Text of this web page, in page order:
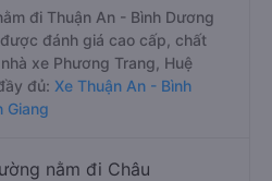
đi Thuận An - Bình Dương
đánh giá cao cấp, chất
xe Phương Trang, Huệ
đủ: Xe Thuận An - Bình
Giang
nằm đi Châu